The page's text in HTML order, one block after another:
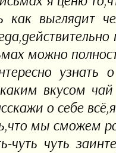
выглядит
можно
вкусом
о себе
мы сможем
чуть чуть